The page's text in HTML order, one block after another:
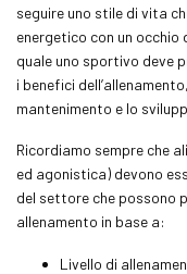
seguire uno stile di vita
energetico con un occhio
quale uno sportivo deve
i benefici
mantenimento e lo
Ricordiamo sempre che
ed agonistica) devono
del settore che possono
allenamento in base a:
Livello di